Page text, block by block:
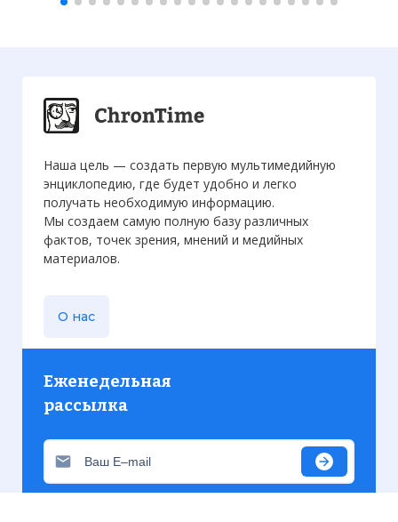
Наша цель — создать первую мультимедийную
энциклопедию, где будет удобно и легко
получать необходимую информацию.
Мы создаем самую полную базу различных
фактов, точек зрения, мнений и медийных
материалов.
О нас
Еженедельная
рассылка